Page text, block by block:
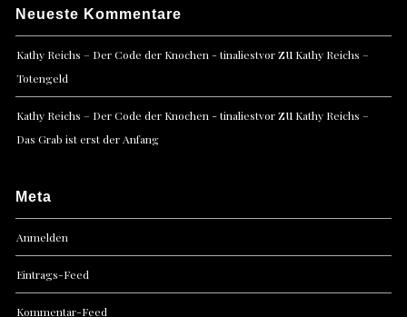
Neueste Kommentare
Kathy Reichs – Der Code der Knochen - tinaliestvorzu Kathy Reichs –
Totengeld
Kathy Reichs – Der Code der Knochen - tinaliestvorzu Kathy Reichs –
Das Grab ist erst der Anfang
Meta
Anmelden
Eintrags-Feed
Kommentar-Feed